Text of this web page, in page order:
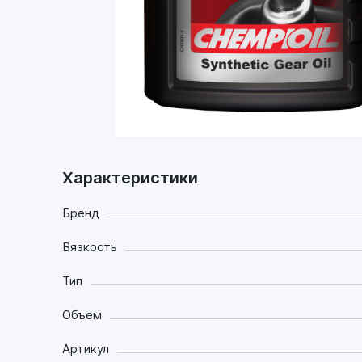
Телеграм
Какое масло
заливать
Характеристики
Бренд
Вязкость
Тип
Объем
Артикул